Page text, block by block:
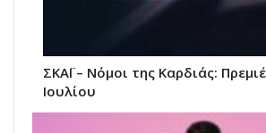
ΣΚΑΪ – Νόμοι της Καρδιάς:
Ιουλίου